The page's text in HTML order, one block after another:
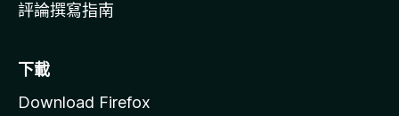
評論撰寫指南
下載
Download Firefox